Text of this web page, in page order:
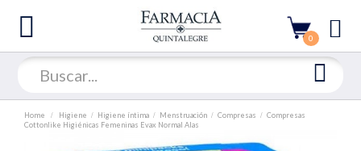
0
Home Higiene Higiene íntima Menstruación Compresas
Compresas
Cottonlike Higiénicas Femeninas Evax Normal Alas